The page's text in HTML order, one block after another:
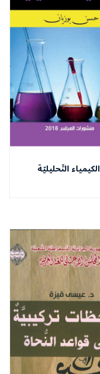
الكيمياء التّحليليّة